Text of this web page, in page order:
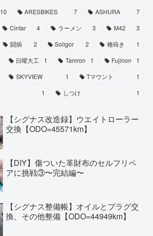
10 ARESBIKES 7 ASHURA
7
Cintar 4 ラーメン 3 M42
3
闘病 2 Soligor 2 種蒔き
1
日曜大工 1 Tamron 1 Fujinon
1
SKYVIEW 1 Tマウント
1
1 しつけ 1
【シグナス改造録】ウエイトローラー
交換【ODO=45571km】
【DIY】傷ついた革財布のセルフリペ
アに挑戦③〜完結編〜
【シグナス整備帳】オイルとプラグ交
換、その他整備【ODO=44949km】